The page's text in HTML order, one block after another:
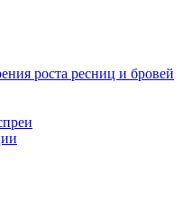
роста ресниц и бровей